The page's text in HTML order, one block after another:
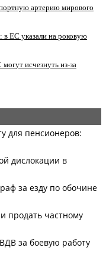
артерию мирового
ЕС указали на роковую
исчезнуть из-за